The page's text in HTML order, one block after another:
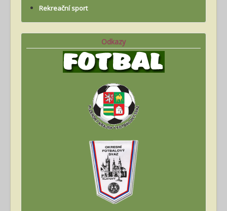
Rekreační sport
Odkazy